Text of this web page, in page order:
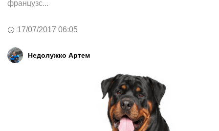
французс...
17/07/2017 06:05
Недолужко Артем